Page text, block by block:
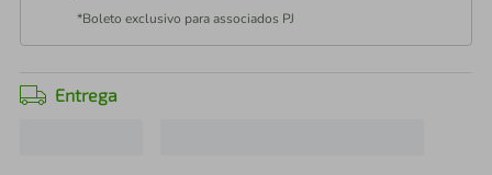
*Boleto exclusivo para associados PJ
Entrega